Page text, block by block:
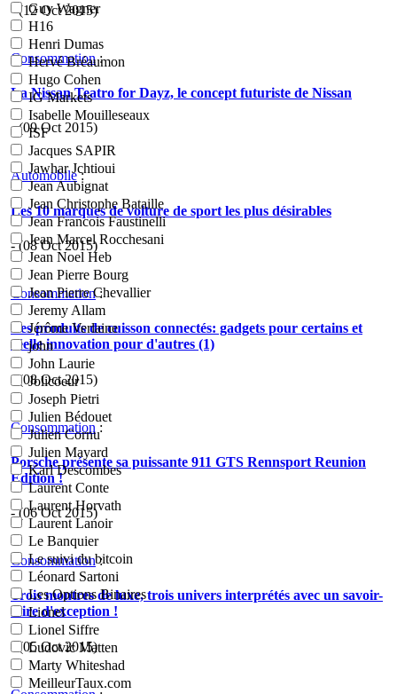
Guy Wagner
H16
Henri Dumas
Hervé Bréaumon
Hugo Cohen
IG Markets
Isabelle Mouilleseaux
ISF
Jacques SAPIR
Jawhar Jchtioui
Jean Aubignat
Jean Christophe Bataille
Jean Francois Faustinelli
Jean Marcel Rocchesani
Jean Noel Heb
Jean Pierre Bourg
Jean Pierre Chevallier
Jeremy Allam
Jérôme Verlaine
john
John Laurie
Jolicoeur
Joseph Pietri
Julien Bédouet
Julien Cornu
Julien Mayard
Karl Descombes
Laurent Conte
Laurent Horvath
Laurent Lanoir
Le Banquier
Le suivi du bitcoin
Léonard Sartoni
Les Options Binaires
Lionel
Lionel Siffre
Ludovic Matten
Marty Whiteshad
MeilleurTaux.com
- (12 Oct 2015)
Consommation:
La Nissan Teatro for Dayz, le concept futuriste de Nissan
- (09 Oct 2015)
Automobile:
Les 10 marques de voiture de sport les plus désirables
- (08 Oct 2015)
Consommation:
Les produits de cuisson connectés: gadgets pour certains et
réelle innovation pour d'autres (1)
- (08 Oct 2015)
Consommation :
Porsche présente sa puissante 911 GTS Rennsport Reunion
Edition !
- (06 Oct 2015)
Consommation:
Trois montres de luxe, trois univers interprétés avec un savoir-
faire d'exception !
- (05 Oct 2015)